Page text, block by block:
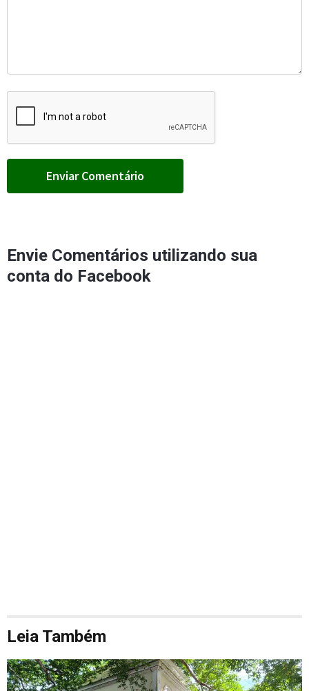
Envie Comentários utilizando sua
conta do Facebook
Leia Também